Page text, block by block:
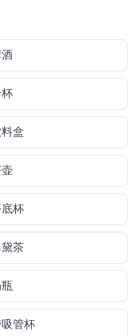
盒
杯
茶
管杯